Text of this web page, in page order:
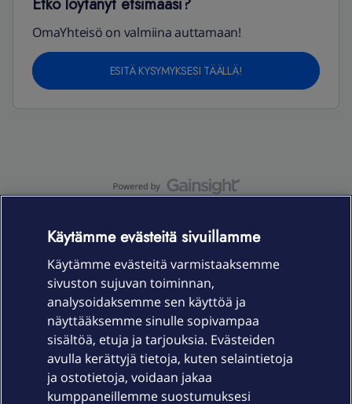
OmaYhteisö on valmiina auttamaan!
ESITÄ KYSYMYKSESI TÄÄLLÄ!
Laitteet & liittymät
Palvelut
Käytämme evästeitä sivuillamme
Käytämme evästeitä varmistaaksemme
sivuston sujuvan toiminnan,
analysoidaksemme sen käyttöä ja
näyttääksemme sinulle sopivampaa
sisältöä, etuja ja tarjouksia. Evästeiden
avulla kerättyjä tietoja, kuten selaintietoja
ja ostotietoja, voidaan jakaa
kumppaneillemme suostumuksesi